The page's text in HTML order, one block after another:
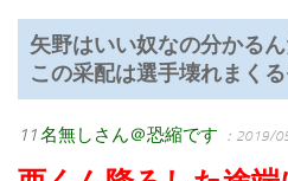
矢野はいい奴なの分かる
この采配は選手壊れまく
11名無しさん＠恐縮です ：2019/